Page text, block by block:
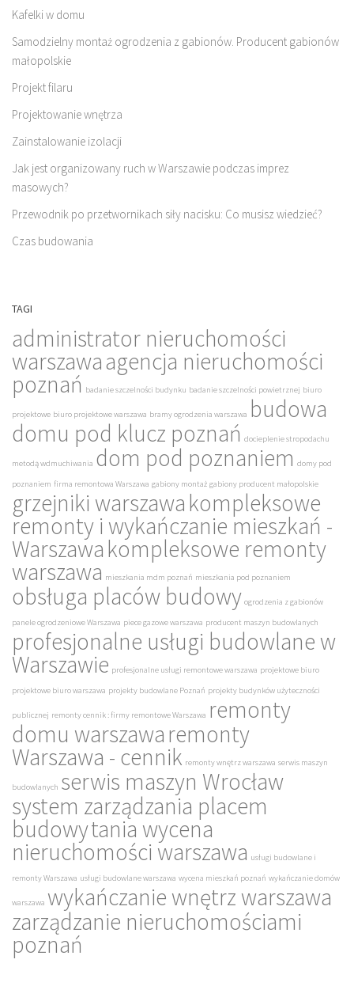
Kafelki w domu
Samodzielny montaż ogrodzenia z gabionów. Producent gabionów
małopolskie
Projekt filaru
Projektowanie wnętrza
Zainstalowanie izolacji
Jak jest organizowany ruch w Warszawie podczas imprez
masowych?
Przewodnik po przetwornikach siły nacisku: Co musisz wiedzieć?
Czas budowania
TAGI
administrator nieruchomości
warszawaagencja nieruchomości
poznań badanie szczelności budynku badanie szczelności powietrznej biuro
projektowe biuro projektowe warszawa bramy ogrodzenia warszawa budowa
domu pod klucz poznań docieplenie stropodachu
metodą wdmuchiwania dom pod poznaniem domy pod
poznaniem firma remontowa Warszawa gabiony montaż gabiony producent małopolskie
grzejniki warszawakompleksowe
remonty i wykańczanie mieszkań -
Warszawakompleksowe remonty
warszawa mieszkania mdm poznań mieszkania pod poznaniem
obsługa placów budowy ogrodzenia z gabionów
panele ogrodzeniowe Warszawa piece gazowe warszawa producent maszyn budowlanych
profesjonalne usługi budowlane w
Warszawie profesjonalne usługi remontowe warszawa projektowe biuro
projektowe biuro warszawa projekty budowlane Poznań projekty budynków użyteczności
publicznej remonty cennik : firmy remontowe Warszawa remonty
domu warszawaremonty
Warszawa - cennik remonty wnętrz warszawa serwis maszyn
budowlanych serwis maszyn Wrocław
system zarządzania placem
budowytania wycena
nieruchomości warszawa usługi budowlane i
remonty Warszawa usługi budowlane warszawa wycena mieszkań poznań wykańczanie domów
warszawa wykańczanie wnętrz warszawa
zarządzanie nieruchomościami
poznań